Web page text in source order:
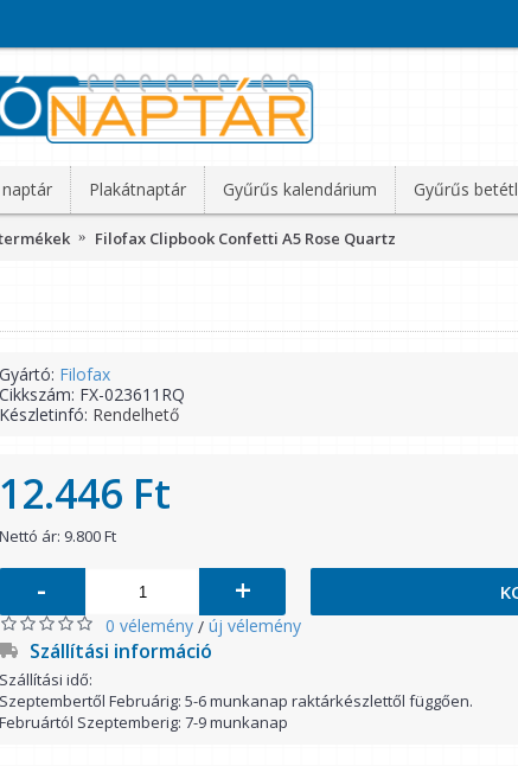
Plakátnaptár Gyűrűs kalendárium Gyűrűs
Filofax Clipbook Confetti A5 Rose Quartz
Gyártó: Filofax
Cikkszám: FX-023611RQ
Készletinfó: Rendelhető
12.446 Ft
Nettó ár: 9.800 Ft
- +
0 vélemény / új vélemény
Szállítási információ
Szállítási idő:
Szeptembertől Februárig: 5-6 munkanap raktárkészlettől függően.
Februártól Szeptemberig: 7-9 munkanap